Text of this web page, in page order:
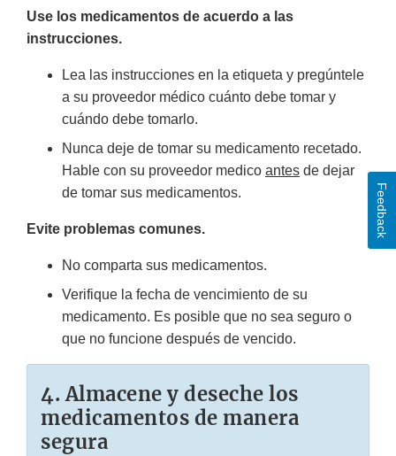
Use los medicamentos de acuerdo a las
instrucciones.
Lea las instrucciones en la etiqueta y pregúntele
a su proveedor médico cuánto debe tomar y
cuándo debe tomarlo.
Nunca deje de tomar su medicamento recetado.
Hable con su proveedor medico antes de dejar
de tomar sus medicamentos.
Evite problemas comunes.
No comparta sus medicamentos.
Verifique la fecha de vencimiento de su
medicamento. Es posible que no sea seguro o
que no funcione después de vencido.
4. Almacene y deseche los
medicamentos de manera
segura
Feedback